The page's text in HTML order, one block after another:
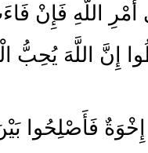
اللَّهِ فَإِنْ
إِنَّ اللَّهَ يُحِبُّ
إِخْوَةٌ فَأَصْلِحُوا